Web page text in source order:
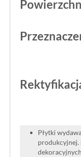
Płytki
produkcyjnej.